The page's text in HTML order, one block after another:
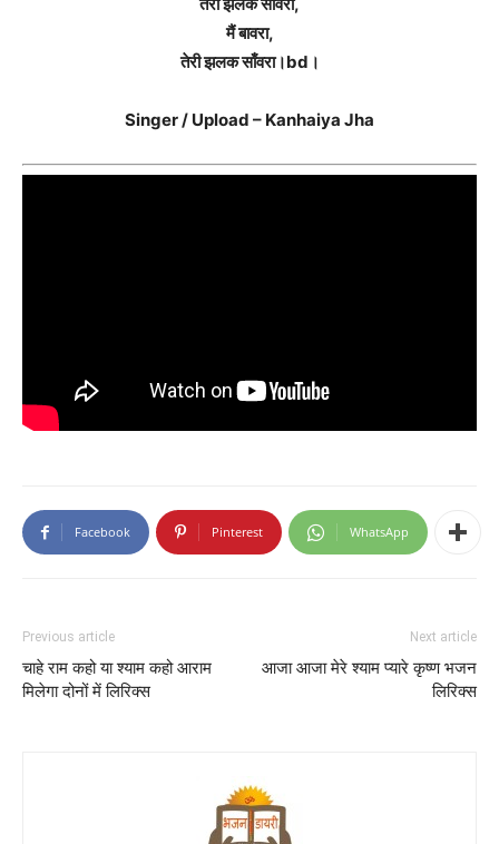
मैं बावरा,
तेरी झलक साँवरा।bd।
Singer / Upload – Kanhaiya Jha
Facebook Pinterest WhatsApp
Previous article
चाहे राम कहो या श्याम कहो आराम
मिलेगा दोनों में लिरिक्स
Next article
आजा आजा मेरे श्याम प्यारे कृष्ण भजन
लिरिक्स